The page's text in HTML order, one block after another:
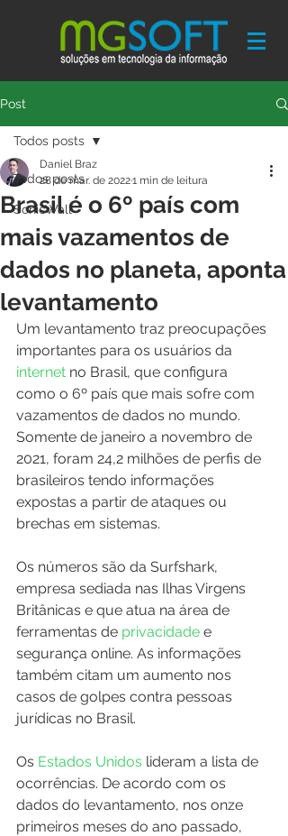
Post
Todos posts
SonicWall
Todos posts
Brasil é o 6º país com
mais vazamentos de
dados no planeta, aponta
levantamento
Daniel Braz
28 de mar. de 20221 min de leitura
Um levantamento traz preocupações
importantes para os usuários da
internet no Brasil, que configura
como o 6º país que mais sofre com
vazamentos de dados no mundo.
Somente de janeiro a novembro de
2021, foram 24,2 milhões de perfis de
brasileiros tendo informações
expostas a partir de ataques ou
brechas em sistemas.
Os números são da Surfshark,
empresa sediada nas Ilhas Virgens
Britânicas e que atua na área de
ferramentas de privacidade e
segurança online. As informações
também citam um aumento nos
casos de golpes contra pessoas
jurídicas no Brasil.
Os Estados Unidos lideram a lista de
ocorrências. De acordo com os
dados do levantamento, nos onze
primeiros meses do ano passado,